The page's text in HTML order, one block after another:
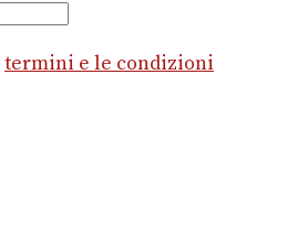
termini e le condizioni